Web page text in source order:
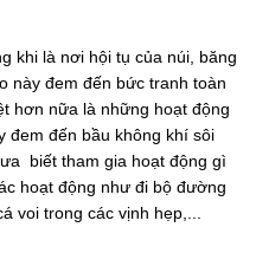
khi là nơi hội tụ của núi, băng
này đem đến bức tranh toàn
hơn nữa là những hoạt động
đem đến bầu không khí sôi
biết tham gia hoạt động gì
hoạt động như đi bộ đường
voi trong các vịnh hẹp,...